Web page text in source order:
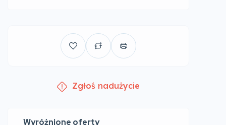
Zgłoś nadużycie
Wyróżnione oferty